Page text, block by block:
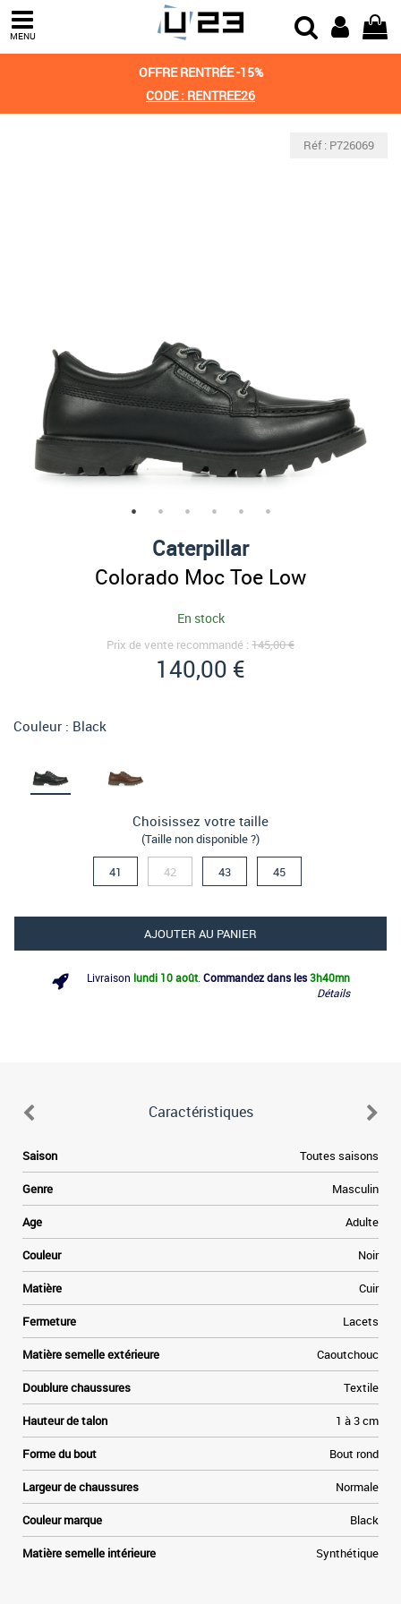
MENU
OFFRE RENTRÉE -15%
CODE : RENTREE26
Réf : P726069
Caterpillar
Colorado Moc Toe Low
En stock
Prix de vente recommandé : 145,00 €
140,00 €
Couleur : Black
Choisissez votre taille
(Taille non disponible ?)
41 42 43 45
AJOUTER AU PANIER
Livraison lundi 10 août. Commandez dans les 3h40mn
Détails
Caractéristiques
Saison Toutes saisons
Genre Masculin
Age Adulte
Couleur Noir
Matière Cuir
Fermeture Lacets
Matière semelle extérieure Caoutchouc
Doublure chaussures Textile
Hauteur de talon 1 à 3 cm
Forme du bout Bout rond
Largeur de chaussures Normale
Couleur marque Black
Matière semelle intérieure Synthétique